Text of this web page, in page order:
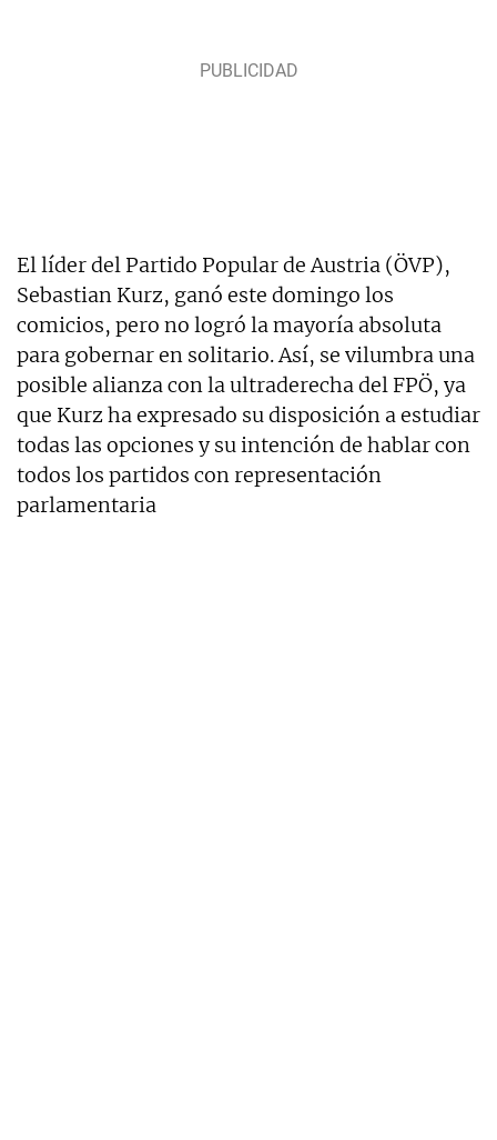
El líder del Partido Popular de Austria (ÖVP),
Sebastian Kurz, ganó este domingo los
comicios, pero no logró la mayoría absoluta
para gobernar en solitario. Así, se vilumbra una
posible alianza con la ultraderecha del FPÖ, ya
que Kurz ha expresado su disposición a estudiar
todas las opciones y su intención de hablar con
todos los partidos con representación
parlamentaria